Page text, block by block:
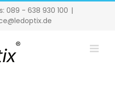
089 - 638 930 100 |